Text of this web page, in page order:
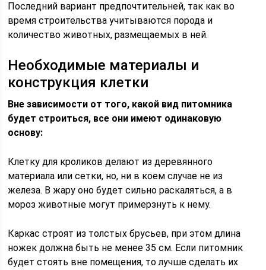
Последний вариант предпочтительней, так как во
время строительства учитываются порода и
количество животных, размещаемых в ней.
Необходимые материалы и
конструкция клетки
Вне зависимости от того, какой вид питомника
будет строиться, все они имеют одинаковую
основу:
Клетку для кроликов делают из деревянного
материала или сетки, но, ни в коем случае не из
железа. В жару оно будет сильно раскаляться, а в
мороз животные могут примерзнуть к нему.
Каркас строят из толстых брусьев, при этом длина
ножек должна быть не менее 35 см. Если питомник
будет стоять вне помещения, то лучше сделать их